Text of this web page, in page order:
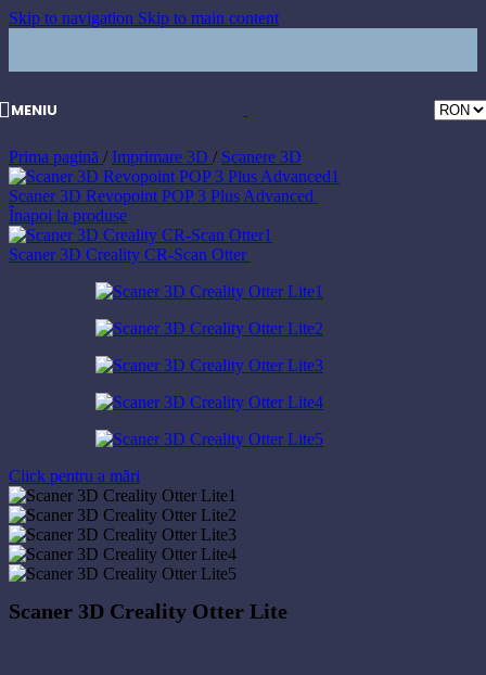
Skip to navigation Skip to main content
MENIU
Prima pagină / Imprimare 3D / Scanere 3D
Scaner 3D Revopoint POP 3 Plus Advanced
Înapoi la produse
Scaner 3D Creality CR-Scan Otter
Click pentru a mări
Scaner 3D Creality Otter Lite